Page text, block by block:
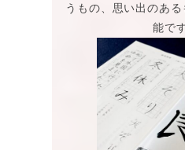
うもの、思い出のあ
能で